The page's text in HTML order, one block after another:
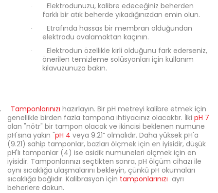
·
Elektrodunuzu, kalibre edeceğiniz beherden
farklı bir atık beherde yıkadığınızdan emin olun.
·
Etrafında hassas bir membran olduğundan
elektrodu ovalamaktan kaçının.
·
Elektrodun özellikle kirli olduğunu fark ederseniz,
önerilen temizleme solüsyonları için kullanım
kılavuzunuza bakın.
Tamponlarınızı hazırlayın. Bir pH metreyi kalibre etmek için
genellikle birden fazla tampona ihtiyacınız olacaktır. İlki pH 7
olan "nötr" bir tampon olacak ve ikincisi beklenen numune
pH'sına yakın "pH 4 veya 9.21” olmalıdır. Daha yüksek pH'a
(9.21) sahip tamponlar, bazları ölçmek için en iyisidir, düşük
pH'lı tamponlar (4) ise asidik numuneleri ölçmek için en
iyisidir. Tamponlarınızı seçtikten sonra, pH ölçüm cihazı ile
aynı sıcaklığa ulaşmalarını bekleyin, çünkü pH okumaları
sıcaklığa bağlıdır. Kalibrasyon için tamponlarınızı ayrı
beherlere dökün.